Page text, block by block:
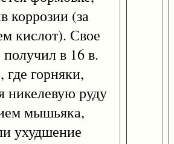
коррозии (за
кислот). Свое
в 16 в.
горняки,
никелевую руду
мышьяка,
ухудшение